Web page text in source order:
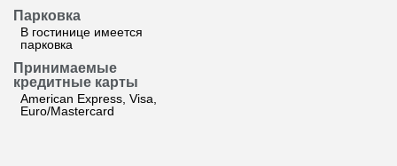
Парковка
В гостинице имеется
парковка
Принимаемые
кредитные карты
American Express, Visa,
Euro/Mastercard